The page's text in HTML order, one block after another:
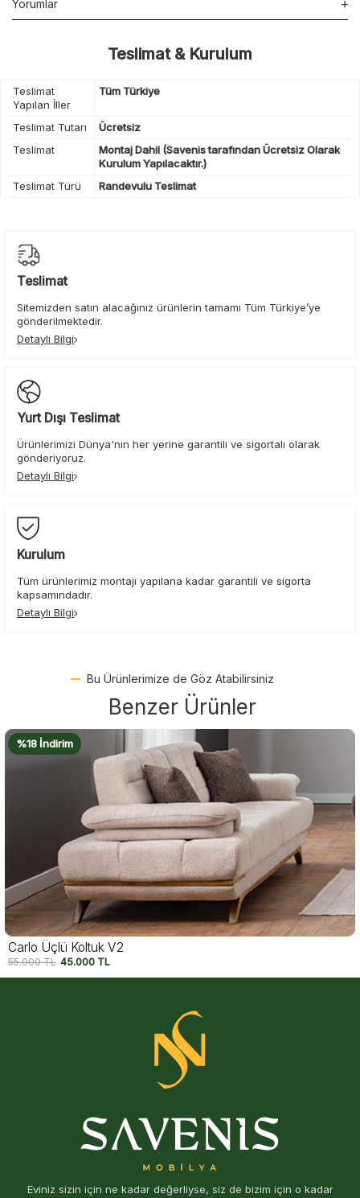
Yorumlar
Teslimat & Kurulum
Teslimat
Yapılan İller
Tüm Türkiye
Teslimat Tutarı
Ücretsiz
Teslimat
Montaj Dahil (Savenis tarafından Ücretsiz Olarak
Kurulum Yapılacaktır.)
Teslimat Türü
Randevulu Teslimat
Teslimat
Sitemizden satın alacağınız ürünlerin tamamı Tüm Türkiye’ye
gönderilmektedir.
Detaylı Bilgi
Yurt Dışı Teslimat
Ürünlerimizi Dünya'nın her yerine garantili ve sigortalı olarak
gönderiyoruz.
Detaylı Bilgi
Kurulum
Tüm ürünlerimiz montajı yapılana kadar garantili ve sigorta
kapsamındadır.
Detaylı Bilgi
Bu Ürünlerimize de Göz Atabilirsiniz
Benzer Ürünler
%18 İndirim
Carlo Üçlü Koltuk V1
55.000TL 45.000 TL
Eviniz sizin için ne kadar değerliyse, siz de bizim için o kadar